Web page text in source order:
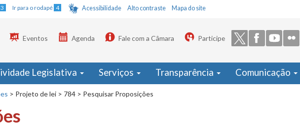
3 Ir para o rodapé 4 Acessibilidade Alto contraste Mapa do site
Eventos Agenda Fale com a Câmara Participe
Legislativa Serviços Transparência Comunicação
> Projeto de lei > 784 > Pesquisar Proposições